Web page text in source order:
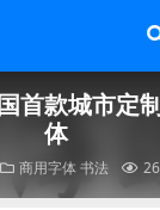
首款城市定
体
商用字体书法